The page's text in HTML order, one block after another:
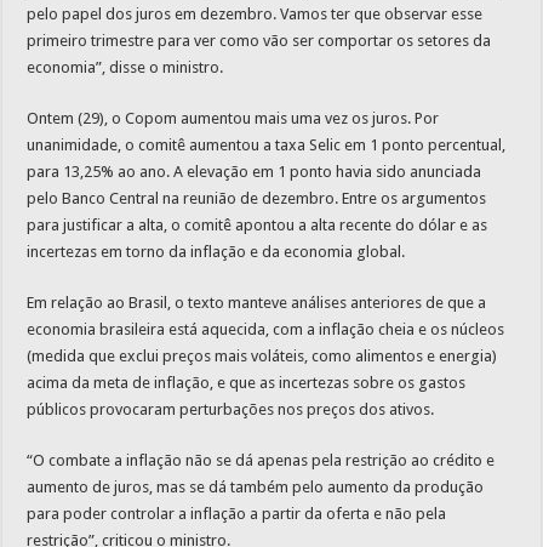
pelo papel dos juros em dezembro. Vamos ter que observar esse
primeiro trimestre para ver como vão ser comportar os setores da
economia”, disse o ministro.
Ontem (29), o Copom aumentou mais uma vez os juros. Por
unanimidade, o comitê aumentou a taxa Selic em 1 ponto percentual,
para 13,25% ao ano. A elevação em 1 ponto havia sido anunciada
pelo Banco Central na reunião de dezembro. Entre os argumentos
para justificar a alta, o comitê apontou a alta recente do dólar e as
incertezas em torno da inflação e da economia global.
Em relação ao Brasil, o texto manteve análises anteriores de que a
economia brasileira está aquecida, com a inflação cheia e os núcleos
(medida que exclui preços mais voláteis, como alimentos e energia)
acima da meta de inflação, e que as incertezas sobre os gastos
públicos provocaram perturbações nos preços dos ativos.
“O combate a inflação não se dá apenas pela restrição ao crédito e
aumento de juros, mas se dá também pelo aumento da produção
para poder controlar a inflação a partir da oferta e não pela
restrição”, criticou o ministro.